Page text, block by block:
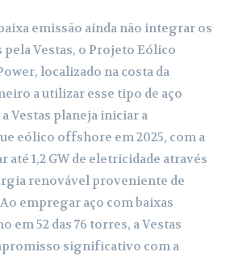
emissão ainda não integrar os
Vestas, o Projeto Eólico
localizado na costa da
a utilizar esse tipo de aço
Vestas planeja iniciar a
eólico offshore em 2025, com a
até 1,2 GW de eletricidade através
renovável proveniente de
empregar aço com baixas
em 52 das 76 torres, a Vestas
significativo com a